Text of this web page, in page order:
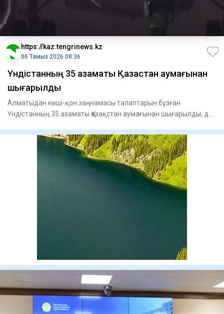
https://kaz.tengrinews.kz
06 Тамыз 2026 08:36
Үндістанның 35 азаматы Қазақстан аумағынан
шығарылды
Алматыдан көші-қон заңнамасы талаптарын бұзған
Үндістанның 35 азаматы Қазақстан аумағынан шығарылды, деп